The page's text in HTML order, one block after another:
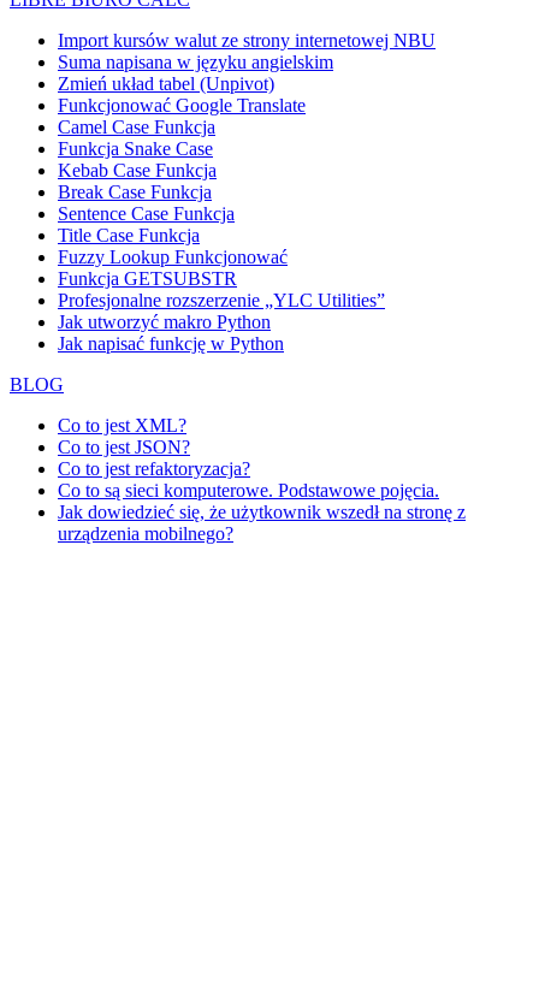
Import kursów walut ze strony internetowej NBU
Suma napisana w języku angielskim
Zmień układ tabel (Unpivot)
Funkcjonować Google Translate
Camel Case Funkcja
Funkcja Snake Case
Kebab Case Funkcja
Break Case Funkcja
Sentence Case Funkcja
Title Case Funkcja
Fuzzy Lookup Funkcjonować
Funkcja GETSUBSTR
Profesjonalne rozszerzenie „YLC Utilities”
Jak utworzyć makro Python
Jak napisać funkcję w Python
BLOG
Co to jest XML?
Co to jest JSON?
Co to jest refaktoryzacja?
Co to są sieci komputerowe. Podstawowe pojęcia.
Jak dowiedzieć się, że użytkownik wszedł na stronę z
urządzenia mobilnego?